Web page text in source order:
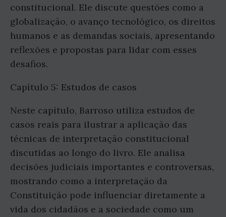
constitucional. Ele discute questões como a
globalização, o avanço tecnológico, os direitos
humanos e as demandas sociais, apresentando
reflexões e propostas para lidar com esses
desafios.
Capítulo 5: Estudos de casos
Neste capítulo, Barroso utiliza estudos de
casos reais para ilustrar a aplicação das
técnicas de interpretação constitucional
discutidas ao longo do livro. Ele analisa
decisões judiciais importantes e controversas,
mostrando como a interpretação da
Constituição pode influenciar diretamente a
vida dos cidadãos e a sociedade como um